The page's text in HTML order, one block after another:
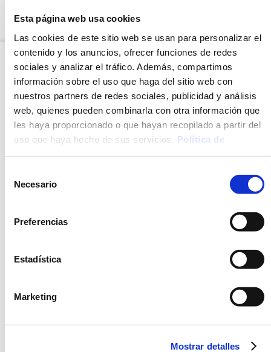
Esta página web usa cookies
Las cookies de este sitio web se usan para personalizar el
contenido y los anuncios, ofrecer funciones de redes
sociales y analizar el tráfico. Además, compartimos
información sobre el uso que haga del sitio web con
nuestros partners de redes sociales, publicidad y análisis
web, quienes pueden combinarla con otra información que
les haya proporcionado o que hayan recopilado a partir del
uso que haya hecho de sus servicios. Política de
Necesario
Preferencias
Estadística
Marketing
Mostrar detalles
ESTILO ITALIANA